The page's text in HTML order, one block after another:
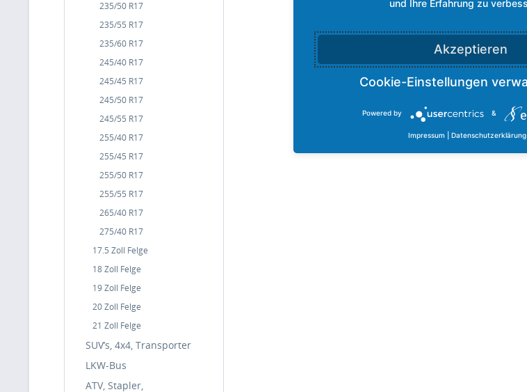
235/50 R17
235/55 R17
235/60 R17
245/40 R17
245/45 R17
245/50 R17
245/55 R17
255/40 R17
255/45 R17
255/50 R17
255/55 R17
265/40 R17
275/40 R17
17.5 Zoll Felge
18 Zoll Felge
19 Zoll Felge
20 Zoll Felge
21 Zoll Felge
SUV’s, 4x4, Transporter
LKW-Bus
ATV, Stapler,
Akzeptieren
Powered by &
Impressum Datenschutzerklärung